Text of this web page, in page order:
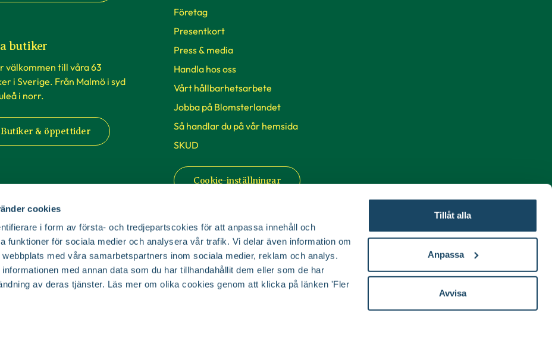
cookies
i form av första- och tredjepartscokies för att anpassa innehåll och
funktioner för sociala medier och analysera vår trafik. Vi delar även information om
med våra samarbetspartners inom sociala medier, reklam och analys.
med annan data som du har tillhandahållit dem eller som de har
av deras tjänster. Läs mer om olika cookies genom att klicka på länken 'Fler
Tillåt alla
Anpassa
Avvisa
butiker
välkommen till våra 63
i Sverige. Från Malmö i syd
i norr.
Butiker & öppettider
Företag
Presentkort
Press & media
Handla hos oss
Vårt hållbarhetsarbete
Jobba på Blomsterlandet
Så handlar du på vår hemsida
SKUD
Cookie-inställningar
© Copyright Blomsterlandet 2025